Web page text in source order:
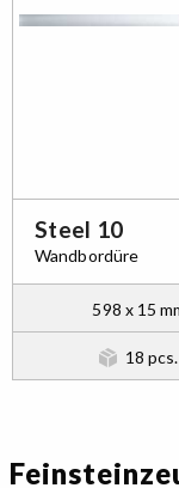
Steel 10
Wandbordüre
598 x 15
18 pcs.